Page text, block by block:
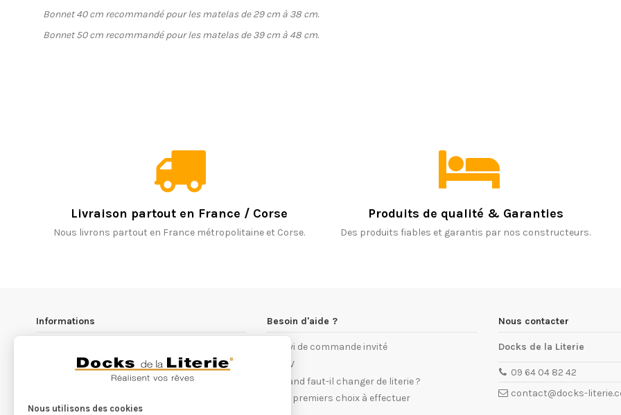
Bonnet 40 cm recommandé pour les matelas de 29 cm à 38 cm.
Bonnet 50 cm recommandé pour les matelas de 39 cm à 48 cm.
Livraison partout en France / Corse
Nous livrons partout en France métropolitaine et Corse.
Produits de qualité & Garanties
Des produits fiables et garantis par nos constructeurs.
Informations
Notre philosophie
Conditions générales de ventes
Besoin d'aide ?
Suivi de commande invité
S.A.V
Quand faut-il changer de literie ?
Les premiers choix à effectuer
Nous contacter
Docks de la Literie
09 64 04 82 42
contact@docks-
Nous utilisons des cookies